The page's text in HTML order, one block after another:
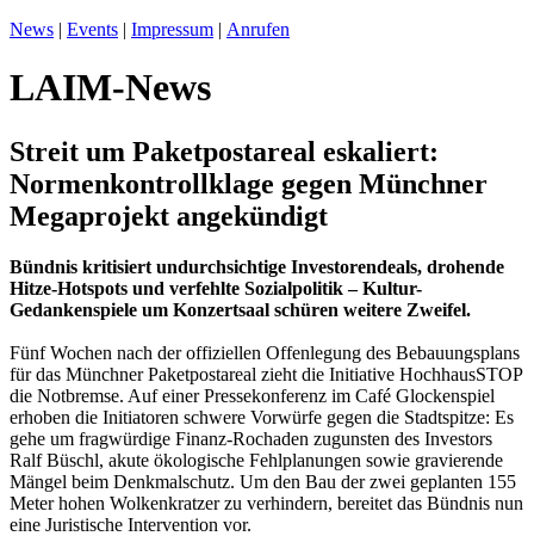
News | Events | Impressum | Anrufen
LAIM-News
Streit um Paketpostareal eskaliert:
Normenkontrollklage gegen Münchner
Megaprojekt angekündigt
Bündnis kritisiert undurchsichtige Investorendeals, drohende
Hitze-Hotspots und verfehlte Sozialpolitik – Kultur-
Gedankenspiele um Konzertsaal schüren weitere Zweifel.
Fünf Wochen nach der offiziellen Offenlegung des Bebauungsplans
für das Münchner Paketpostareal zieht die Initiative HochhausSTOP
die Notbremse. Auf einer Pressekonferenz im Café Glockenspiel
erhoben die Initiatoren schwere Vorwürfe gegen die Stadtspitze: Es
gehe um fragwürdige Finanz-Rochaden zugunsten des Investors
Ralf Büschl, akute ökologische Fehlplanungen sowie gravierende
Mängel beim Denkmalschutz. Um den Bau der zwei geplanten 155
Meter hohen Wolkenkratzer zu verhindern, bereitet das Bündnis nun
eine Juristische Intervention vor.